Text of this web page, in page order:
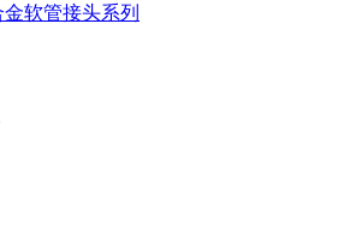
软管接头系列